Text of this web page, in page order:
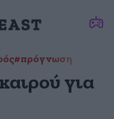
#πρόγνωση
για